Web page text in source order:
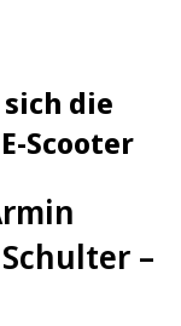
die
Scooter
–